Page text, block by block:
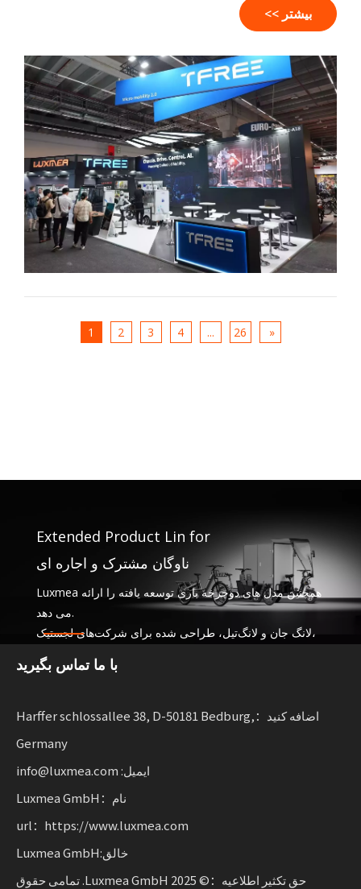
نقش تولیدکنندگان در حال تکامل است. این مقاله به بررسی
این موضوع می‌پردازد که چرا مهندسی، نرم‌افزار و تفکر
با معرفی TFREE به این تغییر پاسخ می‌دهد.
بیشتر >>
1 2 3 4 ... 26 »
Extended Product Lin for
ناوگان مشترک و اجاره ای
Luxmea همچنین مدل های دوچرخه باری توسعه یافته را ارائه
می دهد.
لانگ جان و لانگ‌تیل، طراحی شده برای شرکت‌های لجستیک،
اشتراک خدمات و ناوگان اجاره. این راه حل ها عملکرد را با هم
دهند.
با ما تماس بگیرید
اضافه کنید：Harffer schlossallee 38, D-50181 Bedburg,
Germany
ایمیل: info@luxmea.com
نام：Luxmea GmbH
url：https://www.luxmea.com
خالق:Luxmea GmbH
حق تکثیر اطلاعیه：© 2025 Luxmea GmbH. تمامی حقوق